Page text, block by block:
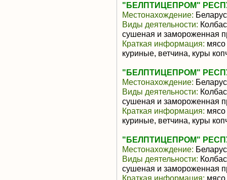
"БЕЛПТИЦЕПРОМ"
Местонахождение:
Виды деятельности:
сушеная и замороженная
Краткая информация:
куриные, ветчина, куры
"БЕЛПТИЦЕПРОМ"
Местонахождение:
Виды деятельности:
сушеная и замороженная
Краткая информация:
куриные, ветчина, куры
"БЕЛПТИЦЕПРОМ"
Местонахождение:
Виды деятельности:
сушеная и замороженная
Краткая информация: